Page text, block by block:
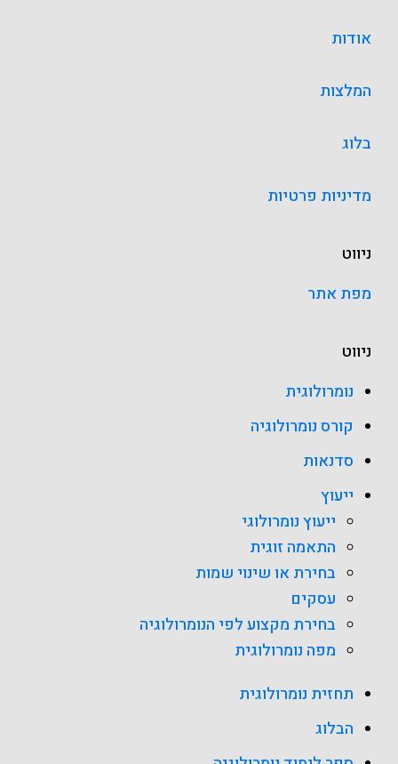
אודות
המלצות
בלוג
מדיניות פרטיות
ניווט
מפת אתר
ניווט
נומרולוגית
קורס נומרולוגיה
סדנאות
ייעוץ
ייעוץ נומרולוגי
התאמה זוגית
בחירת או שינוי שמות
עסקים
בחירת מקצוע לפי הנומרולוגיה
מפה נומרולוגית
תחזית נומרולוגית
הבלוג